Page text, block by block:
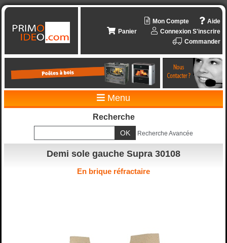
Aide
Mon Compte
Connexion S'inscrire
Panier
Commander
Menu
Recherche
Recherche Avancée
Demi sole gauche Supra 30108
En brique réfractaire